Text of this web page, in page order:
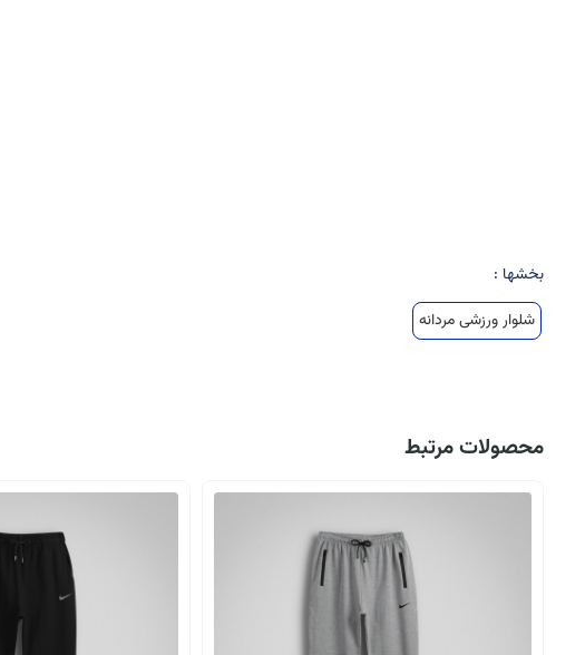
بخشها :
شلوار ورزشی مردانه
محصولات مرتبط